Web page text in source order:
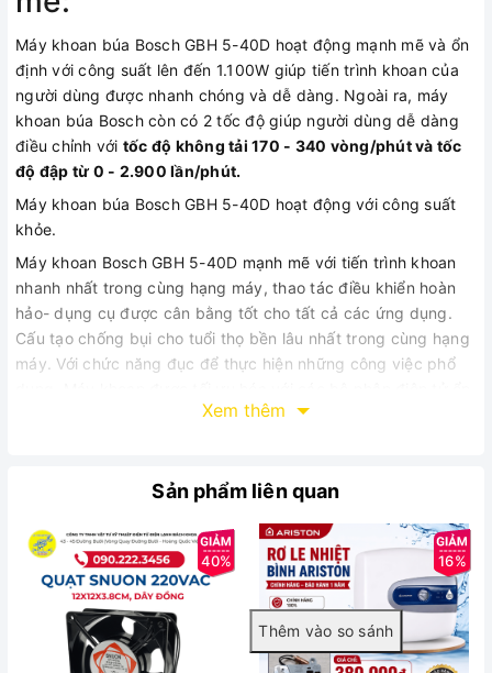
Máy khoan búa Bosch GBH 5-40D hoạt động mạnh mẽ và ổn
định với công suất lên đến 1.100W giúp tiến trình khoan của
người dùng được nhanh chóng và dễ dàng. Ngoài ra, máy
khoan búa Bosch còn có 2 tốc độ giúp người dùng dễ dàng
điều chỉnh với tốc độ không tải 170 - 340 vòng/phút và tốc
độ đập từ 0 - 2.900 lần/phút.
Máy khoan búa Bosch GBH 5-40D hoạt động với công suất
khỏe.
Máy khoan Bosch GBH 5-40D mạnh mẽ với tiến trình khoan
nhanh nhất trong cùng hạng máy, thao tác điều khiển hoàn
hảo- dụng cụ được cân bằng tốt cho tất cả các ứng dụng.
Cấu tạo chống bụi cho tuổi thọ bền lâu nhất trong cùng hạng
máy. Với chức năng đục để thực hiện những công việc phổ
Thông số kỹ thuật
Khoét tường 99mm
Công suất 1100W
Lực đập 0 - 8.5J
Tốc độ đập 0 - 2900 lần/phút
Tốc độ không tải 170 - 340 vòng/phút
Xem thêm
Sản phẩm liên quan
40% 16%